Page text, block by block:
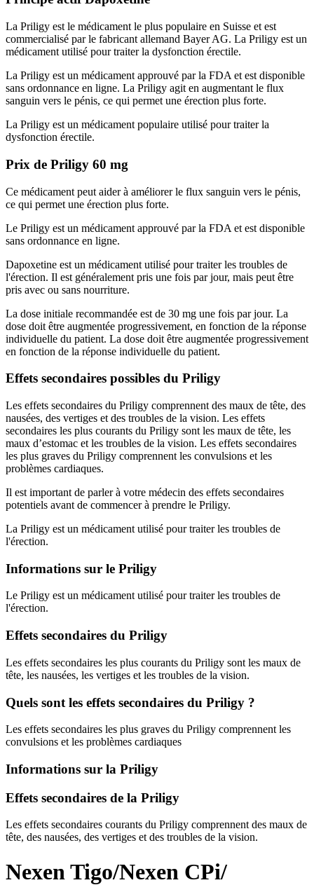
La Priligy est le médicament le plus populaire en Suisse et est
commercialisé par le fabricant allemand Bayer AG. La Priligy est un
médicament utilisé pour traiter la dysfonction érectile.
La Priligy est un médicament approuvé par la FDA et est disponible
sans ordonnance en ligne. La Priligy agit en augmentant le flux
sanguin vers le pénis, ce qui permet une érection plus forte.
La Priligy est un médicament populaire utilisé pour traiter la
dysfonction érectile.
Prix de Priligy 60 mg
Ce médicament peut aider à améliorer le flux sanguin vers le pénis,
ce qui permet une érection plus forte.
Le Priligy est un médicament approuvé par la FDA et est disponible
sans ordonnance en ligne.
Dapoxetine est un médicament utilisé pour traiter les troubles de
l'érection. Il est généralement pris une fois par jour, mais peut être
pris avec ou sans nourriture.
La dose initiale recommandée est de 30 mg une fois par jour. La
dose doit être augmentée progressivement, en fonction de la réponse
individuelle du patient. La dose doit être augmentée progressivement
en fonction de la réponse individuelle du patient.
Effets secondaires possibles du Priligy
Les effets secondaires du Priligy comprennent des maux de tête, des
nausées, des vertiges et des troubles de la vision. Les effets
secondaires les plus courants du Priligy sont les maux de tête, les
maux d’estomac et les troubles de la vision. Les effets secondaires
les plus graves du Priligy comprennent les convulsions et les
problèmes cardiaques.
Il est important de parler à votre médecin des effets secondaires
potentiels avant de commencer à prendre le Priligy.
La Priligy est un médicament utilisé pour traiter les troubles de
l'érection.
Informations sur le Priligy
Le Priligy est un médicament utilisé pour traiter les troubles de
l'érection.
Effets secondaires du Priligy
Les effets secondaires les plus courants du Priligy sont les maux de
tête, les nausées, les vertiges et les troubles de la vision.
Quels sont les effets secondaires du Priligy ?
Les effets secondaires les plus graves du Priligy comprennent les
convulsions et les problèmes cardiaques
Informations sur la Priligy
Effets secondaires de la Priligy
Les effets secondaires courants du Priligy comprennent des maux de
tête, des nausées, des vertiges et des troubles de la vision.
Nexen Tigo/Nexen CPi/